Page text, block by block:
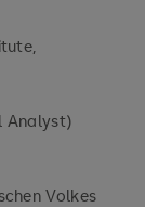
Analyst)
Volkes